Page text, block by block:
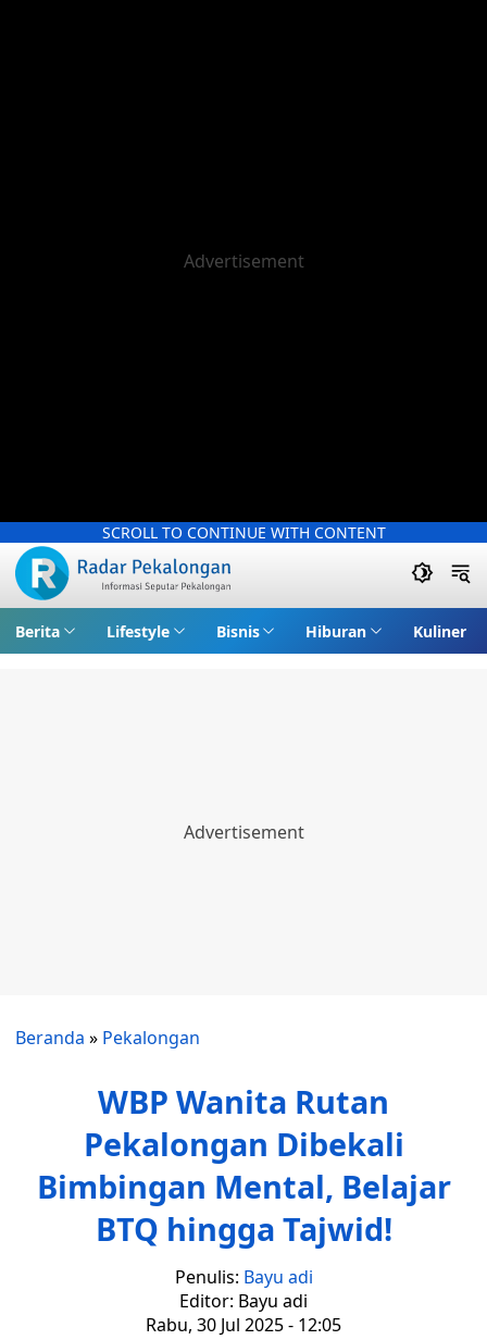
SCROLL TO CONTINUE WITH CONTENT
Berita Lifestyle Bisnis Hiburan Kuliner
Beranda » Pekalongan
WBP Wanita Rutan
Pekalongan Dibekali
Bimbingan Mental, Belajar
BTQ hingga Tajwid!
Penulis: Bayu adi
Editor: Bayu adi
Rabu, 30 Jul 2025 - 12:05